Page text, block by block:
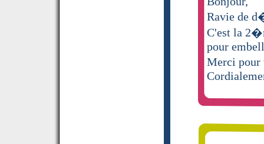
Ravie de
C'est la
pour
Merci